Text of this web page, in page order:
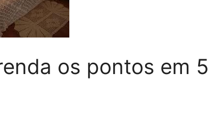
os pontos em 5